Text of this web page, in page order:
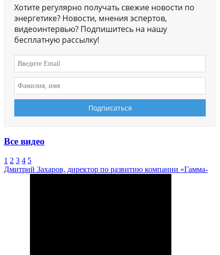
Хотите регулярно получать свежие новости по
энергетике? Новости, мнения эспертов,
видеоинтервью? Подпишитесь на нашу
бесплатную рассылку!
Все видео
1 2 3 4 5
Дмитрий Захаров, директор по развитию компании «Гамма-